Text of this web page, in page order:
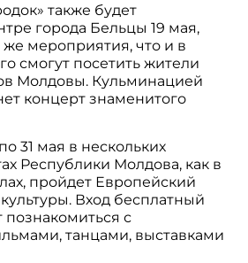
также будет
города Бельцы 19 мая,
же мероприятия, что и в
смогут посетить жители
Молдовы. Кульминацией
концерт знаменитого
31 мая в нескольких
Республики Молдова, как в
пройдет Европейский
Вход бесплатный
познакомиться с
танцами, выставками